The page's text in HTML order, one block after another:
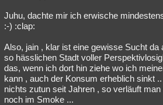
Juhu, dachte mir ich erwische
:-) :clap:
Also, jain , klar ist eine gewisse Sucht da
so hässlichen Stadt voller
das, wenn ich dort hin ziehe wo ich
kann , auch der Konsum erheblich sinkt
nichts zutun seit Jahren , so verläuft
noch im Smoke ...